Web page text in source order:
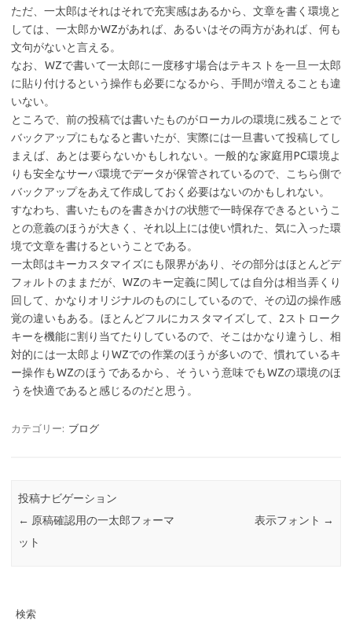
ただ、一太郎はそれはそれで充実感はあるから、文章を書く環境と
しては、一太郎かWZがあれば、あるいはその両方があれば、何も
文句がないと言える。
なお、WZで書いて一太郎に一度移す場合はテキストを一旦一太郎
に貼り付けるという操作も必要になるから、手間が増えることも違
いない。
ところで、前の投稿では書いたものがローカルの環境に残ることで
バックアップにもなると書いたが、実際には一旦書いて投稿してし
まえば、あとは要らないかもしれない。一般的な家庭用PC環境よ
りも安全なサーバ環境でデータが保管されているので、こちら側で
バックアップをあえて作成しておく必要はないのかもしれない。
すなわち、書いたものを書きかけの状態で一時保存できるというこ
との意義のほうが大きく、それ以上には使い慣れた、気に入った環
境で文章を書けるということである。
一太郎はキーカスタマイズにも限界があり、その部分はほとんどデ
フォルトのままだが、WZのキー定義に関しては自分は相当弄くり
回して、かなりオリジナルのものにしているので、その辺の操作感
覚の違いもある。ほとんどフルにカスタマイズして、2ストローク
キーを機能に割り当てたりしているので、そこはかなり違うし、相
対的には一太郎よりWZでの作業のほうが多いので、慣れているキ
ー操作もWZのほうであるから、そういう意味でもWZの環境のほ
うを快適であると感じるのだと思う。
カテゴリー: ブログ
投稿ナビゲーション
← 原稿確認用の一太郎フォーマ
ット
表示フォント →
検索